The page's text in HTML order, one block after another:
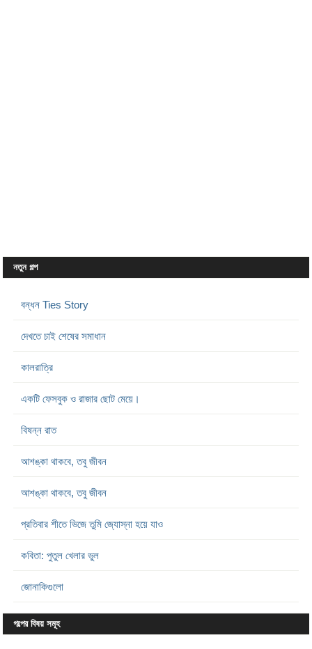
নতুন গল্প
বন্ধন Ties Story
দেখতে চাই শেষের সমাধান
কালরাত্রি
একটি ফেসবুক ও রাজার ছোট মেয়ে।
বিষন্ন রাত
আশঙ্কা থাকবে, তবু জীবন
আশঙ্কা থাকবে, তবু জীবন
প্রতিবার শীতে ভিজে তুমি জ্যোস্না হয়ে যাও
কবিতা: পুতুল খেলার ভুল
জোনাকিগুলো
গল্পের বিষয় সমূহ